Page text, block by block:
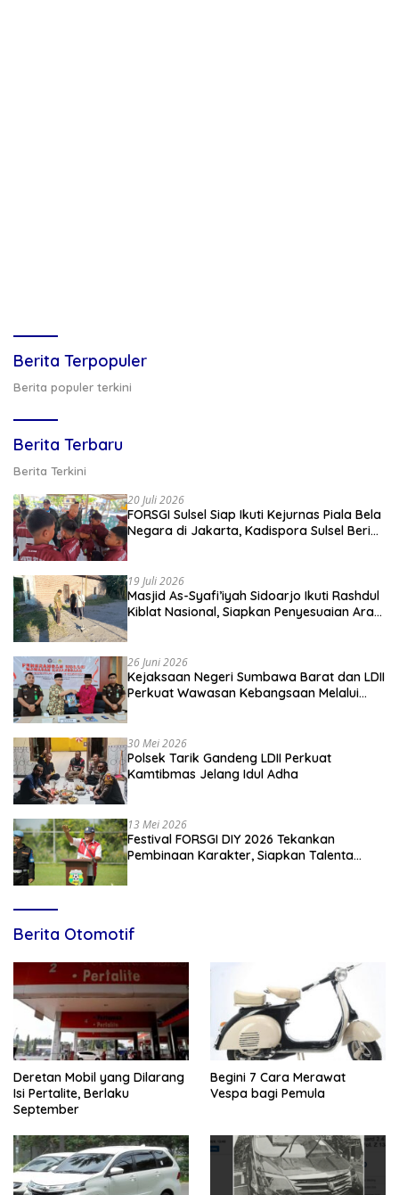
Berita Terpopuler
Berita populer terkini
Berita Terbaru
Berita Terkini
20 Juli 2026
FORSGI Sulsel Siap Ikuti Kejurnas Piala Bela
Negara di Jakarta, Kadispora Sulsel Beri
19 Juli 2026
Masjid As-Syafi’iyah Sidoarjo Ikuti Rashdul
Kiblat Nasional, Siapkan Penyesuaian Arah
26 Juni 2026
Kejaksaan Negeri Sumbawa Barat dan LDII
Perkuat Wawasan Kebangsaan Melalui
30 Mei 2026
Polsek Tarik Gandeng LDII Perkuat
Kamtibmas Jelang Idul Adha
13 Mei 2026
Festival FORSGI DIY 2026 Tekankan
Pembinaan Karakter, Siapkan Talenta
Berita Otomotif
Deretan Mobil yang Dilarang
Isi Pertalite, Berlaku
September
Begini 7 Cara Merawat
Vespa bagi Pemula